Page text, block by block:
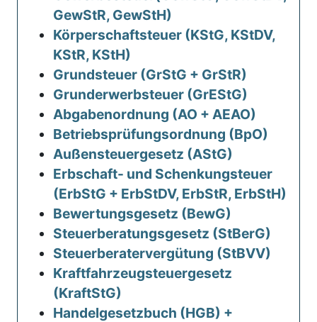
GewStR, GewStH)
Körperschaftsteuer (KStG, KStDV,
KStR, KStH)
Grundsteuer (GrStG + GrStR)
Grunderwerbsteuer (GrEStG)
Abgabenordnung (AO + AEAO)
Betriebsprüfungsordnung (BpO)
Außensteuergesetz (AStG)
Erbschaft- und Schenkungsteuer
(ErbStG + ErbStDV, ErbStR, ErbStH)
Bewertungsgesetz (BewG)
Steuerberatungsgesetz (StBerG)
Steuerberatervergütung (StBVV)
Kraftfahrzeugsteuergesetz
(KraftStG)
Handelgesetzbuch (HGB) +